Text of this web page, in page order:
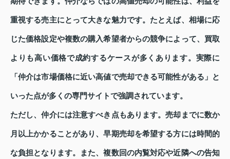
重視する売主にとって大きな魅力です。たとえば、相場に応
じた価格設定や複数の購入希望者からの競争によって、買取
よりも高い価格で成約するケースが多くあります。実際に
「仲介は市場価格に近い高値で売却できる可能性がある」と
いった点が多くの専門サイトで強調されています。
ただし、仲介には注意すべき点もあります。売却までに数か
月以上かかることがあり、早期売却を希望する方には時間的
な負担となります。また、複数回の内覧対応や近隣への告知